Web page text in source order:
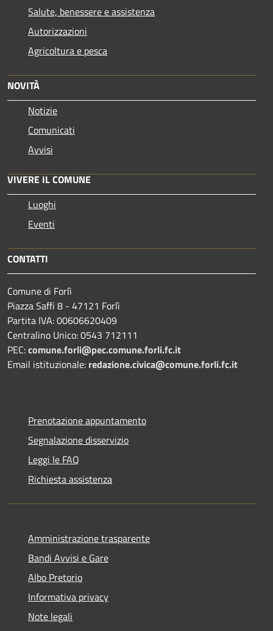
Salute, benessere e assistenza
Autorizzazioni
Agricoltura e pesca
NOVITÀ
Notizie
Comunicati
Avvisi
VIVERE IL COMUNE
Luoghi
Eventi
CONTATTI
Comune di Forlì
Piazza Saffi 8 - 47121 Forlì
Partita IVA: 00606620409
Centralino Unico: 0543 712111
PEC:comune.forli@pec.comune.forli.fc.it
Email istituzionale: redazione.civica@comune.forli.fc.it
Prenotazione appuntamento
Segnalazione disservizio
Leggi le FAQ
Richiesta assistenza
Amministrazione trasparente
Bandi Avvisi e Gare
Albo Pretorio
Informativa privacy
Note legali